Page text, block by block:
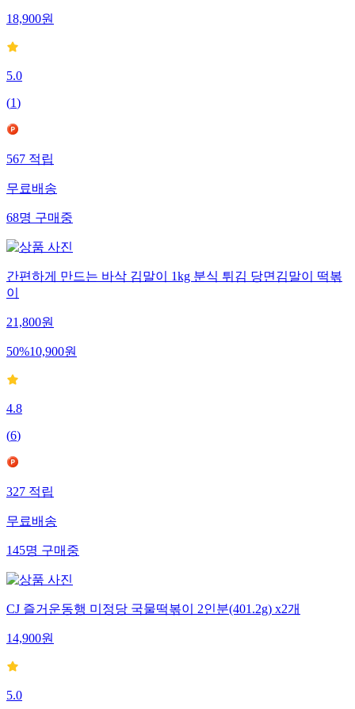
18,900원
5.0
(1)
567적립
무료배송
68명구매중
간편하게 만드는 바삭 김말이 1kg 분식 튀김 당면김말이 떡볶
이
21,800원
50%10,900원
4.8
(6)
327적립
무료배송
145명구매중
CJ 즐거운동행 미정당 국물떡볶이 2인분(401.2g) x2개
14,900원
5.0